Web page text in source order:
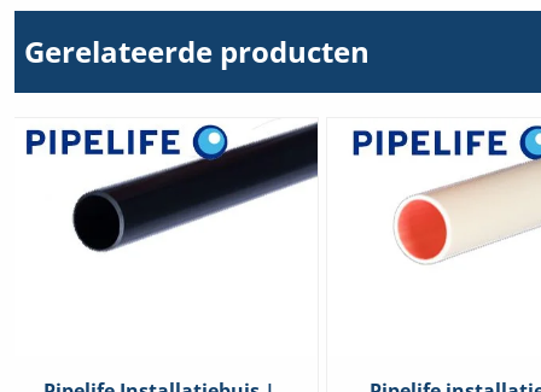
RAL-nummer
Uitvoering brandvertragend
Nee
Food Contact Material
Nee
Nee
Gerelateerde producten